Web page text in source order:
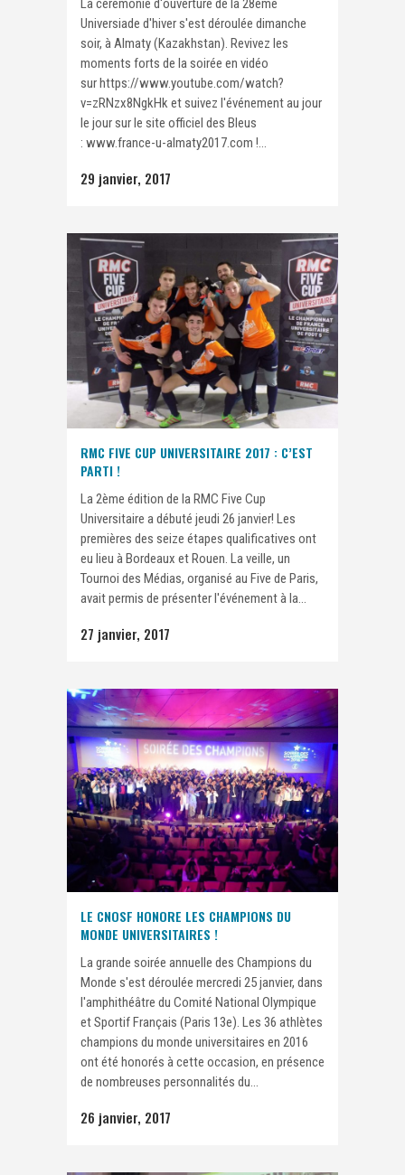
La cérémonie d'ouverture de la 28ème
Universiade d'hiver s'est déroulée dimanche
soir, à Almaty (Kazakhstan). Revivez les
moments forts de la soirée en vidéo
sur https://www.youtube.com/watch?
v=zRNzx8NgkHk et suivez l'événement au jour
le jour sur le site officiel des Bleus
: www.france-u-almaty2017.com !...
29 janvier, 2017
RMC FIVE CUP UNIVERSITAIRE 2017 : C’EST
PARTI !
La 2ème édition de la RMC Five Cup
Universitaire a débuté jeudi 26 janvier! Les
premières des seize étapes qualificatives ont
eu lieu à Bordeaux et Rouen. La veille, un
Tournoi des Médias, organisé au Five de Paris,
avait permis de présenter l'événement à la...
27 janvier, 2017
LE CNOSF HONORE LES CHAMPIONS DU
MONDE UNIVERSITAIRES !
La grande soirée annuelle des Champions du
Monde s'est déroulée mercredi 25 janvier, dans
l'amphithéâtre du Comité National Olympique
et Sportif Français (Paris 13e). Les 36 athlètes
champions du monde universitaires en 2016
ont été honorés à cette occasion, en présence
de nombreuses personnalités du...
26 janvier, 2017